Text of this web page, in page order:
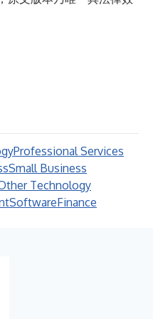
Professional Services
Small Business
Technology
SoftwareFinance